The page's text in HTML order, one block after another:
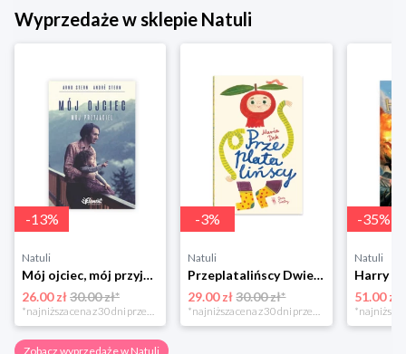
Wyprzedaże w sklepie Natuli
-13%
Natuli
Mój ojciec, mój przyjaciel Element
26.00 zł30.00 zł*
-3%
Natuli
Przeplatalińscy Dwie siostry
29.00 zł 30.00 zł*
-35%
Natuli
51.00 zł
Zobacz wyprzedaże w Natuli